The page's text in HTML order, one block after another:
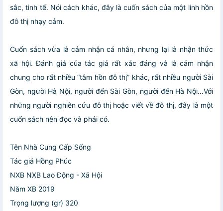
sắc, tinh tế. Nói cách khác, đây là cuốn sách của một linh hồn
đô thị nhạy cảm.
Cuốn sách vừa là cảm nhận cá nhân, nhưng lại là nhận thức
xã hội. Đánh giá của tác giả rất xác đáng và là cảm nhận
chung cho rất nhiều “tâm hồn đô thị” khác, rất nhiều người Sài
Gòn, người Hà Nội, người đến Sài Gòn, người đến Hà Nội…Với
những người nghiên cứu đô thị hoặc viết về đô thị, đây là một
cuốn sách nên đọc và phải có.
Tên Nhà Cung Cấp Sống
Tác giả Hồng Phúc
NXB NXB Lao Động - Xã Hội
Năm XB 2019
Trọng lượng (gr) 320